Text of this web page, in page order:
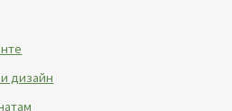
дизайн